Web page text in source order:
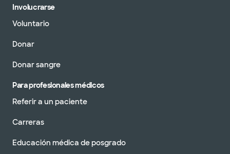
Involucrarse
Voluntario
Donar
Donar sangre
Para profesionales médicos
Referir a un paciente
Carreras
Educación médica de posgrado